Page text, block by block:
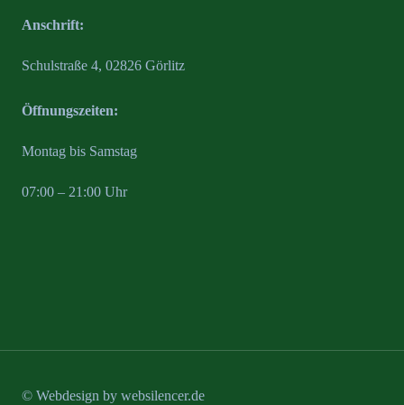
Anschrift:
Schulstraße 4, 02826 Görlitz
Öffnungszeiten:
Montag bis Samstag
07:00 – 21:00 Uhr
© Webdesign by websilencer.de